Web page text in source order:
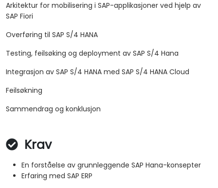
Arkitektur for mobilisering i SAP-applikasjoner ved hjelp av
SAP Fiori
Overføring til SAP S/4 HANA
Testing, feilsøking og deployment av SAP S/4 Hana
Integrasjon av SAP S/4 HANA med SAP S/4 HANA Cloud
Feilsøkning
Sammendrag og konklusjon
Krav
En forståelse av grunnleggende SAP Hana-konsepter
Erfaring med SAP ERP